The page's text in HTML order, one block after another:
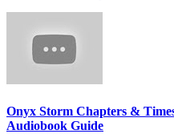
Onyx Storm Chapters &
Audiobook Guide